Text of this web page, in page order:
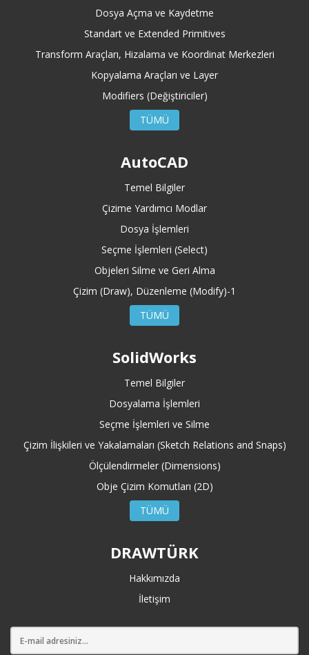
Dosya Açma ve Kaydetme
Standart ve Extended Primitives
Transform Araçları, Hizalama ve Koordinat Merkezleri
Kopyalama Araçları ve Layer
Modifiers (Değiştiriciler)
TÜMÜ
AutoCAD
Temel Bilgiler
Çizime Yardımcı Modlar
Dosya İşlemleri
Seçme İşlemleri (Select)
Objeleri Silme ve Geri Alma
Çizim (Draw), Düzenleme (Modify)-1
TÜMÜ
SolidWorks
Temel Bilgiler
Dosyalama İşlemleri
Seçme İşlemleri ve Silme
Çizim İlişkileri ve Yakalamaları (Sketch Relations and Snaps)
Ölçülendirmeler (Dimensions)
Obje Çizim Komutları (2D)
TÜMÜ
DRAWTÜRK
Hakkımızda
İletişim